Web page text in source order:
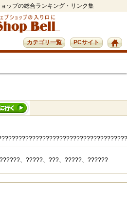
ップの総合ランキング・リンク集
PCサイト
カテゴリ一覧
、?????、???、?????、??????